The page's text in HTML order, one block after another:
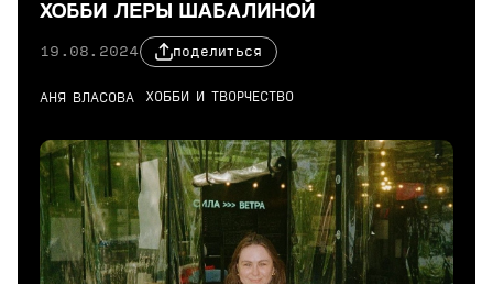
ХОББИ ЛЕРЫ ШАБАЛИНОЙ
19.08.2024 поделиться
АНЯ ВЛАСОВА ХОББИ И ТВОРЧЕСТВО